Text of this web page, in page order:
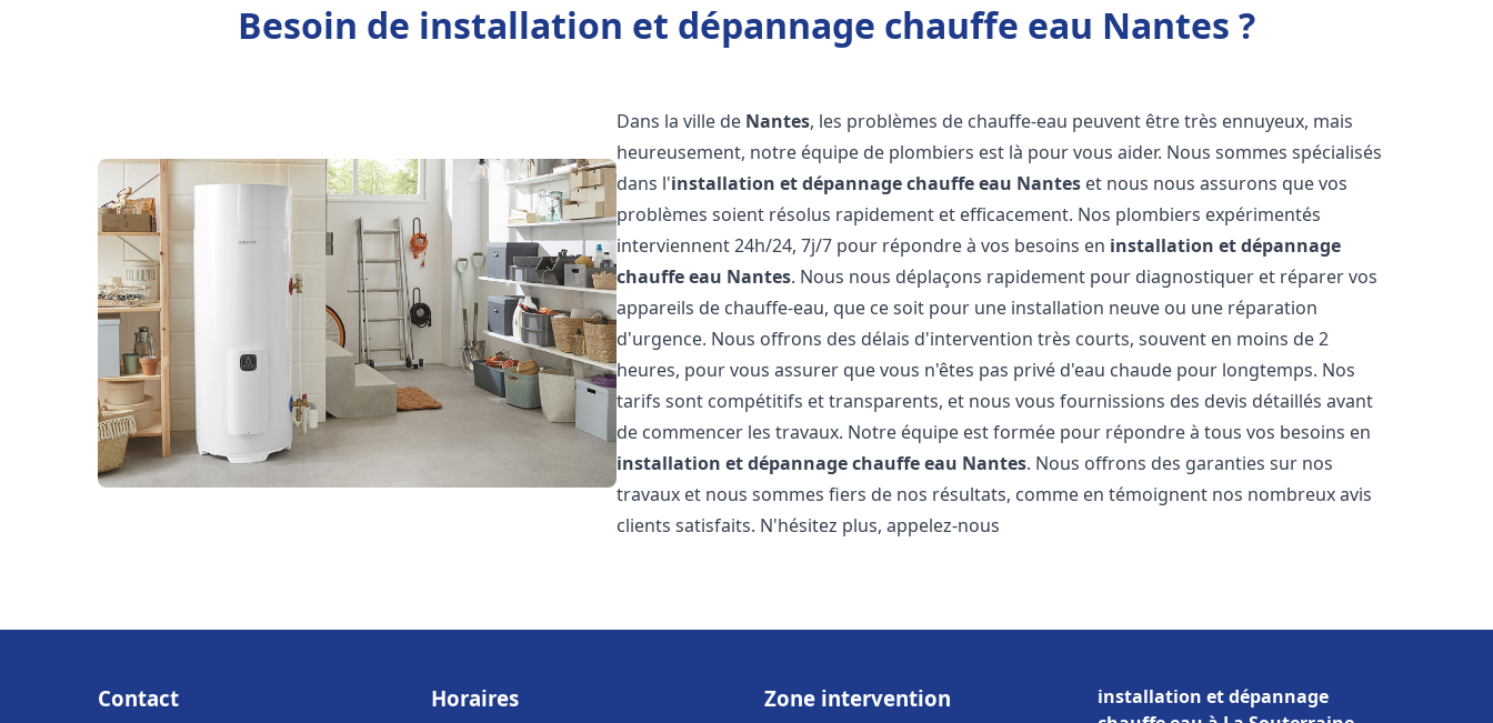
Besoin de installation et dépannage chauffe eau Nantes ?
Dans la ville de Nantes, les problèmes de chauffe-eau peuvent être très ennuyeux, mais
heureusement, notre équipe de plombiers est là pour vous aider. Nous sommes spécialisés
dans l'installation et dépannage chauffe eau Nantes et nous nous assurons que vos
problèmes soient résolus rapidement et efficacement. Nos plombiers expérimentés
interviennent 24h/24, 7j/7 pour répondre à vos besoins en installation et dépannage
chauffe eau Nantes. Nous nous déplaçons rapidement pour diagnostiquer et réparer vos
appareils de chauffe-eau, que ce soit pour une installation neuve ou une réparation
d'urgence. Nous offrons des délais d'intervention très courts, souvent en moins de 2
heures, pour vous assurer que vous n'êtes pas privé d'eau chaude pour longtemps. Nos
tarifs sont compétitifs et transparents, et nous vous fournissions des devis détaillés avant
de commencer les travaux. Notre équipe est formée pour répondre à tous vos besoins en
installation et dépannage chauffe eau Nantes. Nous offrons des garanties sur nos
travaux et nous sommes fiers de nos résultats, comme en témoignent nos nombreux avis
clients satisfaits. N'hésitez plus, appelez-nous
Contact Horaires Zone intervention
installation et dépannage